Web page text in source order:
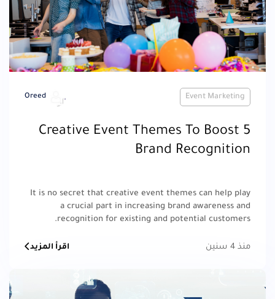
Event Marketing
Oreed
5 Creative Event Themes To Boost
Brand Recognition
It is no secret that creative event themes can help play
a crucial part in increasing brand awareness and
recognition for existing and potential customers.
منذ 4 سنين اقرأ المزيد